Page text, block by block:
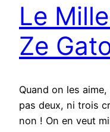
Le
Ze
Quand on les
pas deux, ni trois
non ! On en veut